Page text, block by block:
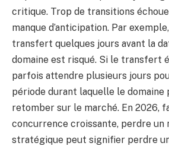
critique. Trop de transitions
manque d’anticipation. Par
transfert quelques jours avant la
domaine est risqué. Si le transfert
parfois attendre plusieurs jours
période durant laquelle le
retomber sur le marché. En 2026,
concurrence croissante, perdre un
stratégique peut signifier perdre